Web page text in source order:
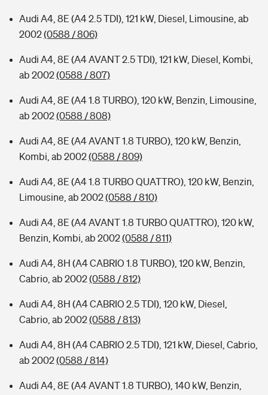
Audi A4, 8E (A4 2.5 TDI), 121 kW, Diesel, Limousine, ab
2002(0588 / 806)
Audi A4, 8E (A4 AVANT 2.5 TDI), 121 kW, Diesel, Kombi,
ab 2002(0588 / 807)
Audi A4, 8E (A4 1.8 TURBO), 120 kW, Benzin, Limousine,
ab 2002(0588 / 808)
Audi A4, 8E (A4 AVANT 1.8 TURBO), 120 kW, Benzin,
Kombi, ab 2002(0588 / 809)
Audi A4, 8E (A4 1.8 TURBO QUATTRO), 120 kW, Benzin,
Limousine, ab 2002(0588 / 810)
Audi A4, 8E (A4 AVANT 1.8 TURBO QUATTRO), 120 kW,
Benzin, Kombi, ab 2002(0588 / 811)
Audi A4, 8H (A4 CABRIO 1.8 TURBO), 120 kW, Benzin,
Cabrio, ab 2002(0588 / 812)
Audi A4, 8H (A4 CABRIO 2.5 TDI), 120 kW, Diesel,
Cabrio, ab 2002(0588 / 813)
Audi A4, 8H (A4 CABRIO 2.5 TDI), 121 kW, Diesel, Cabrio,
ab 2002(0588 / 814)
Audi A4, 8E (A4 AVANT 1.8 TURBO), 140 kW, Benzin,